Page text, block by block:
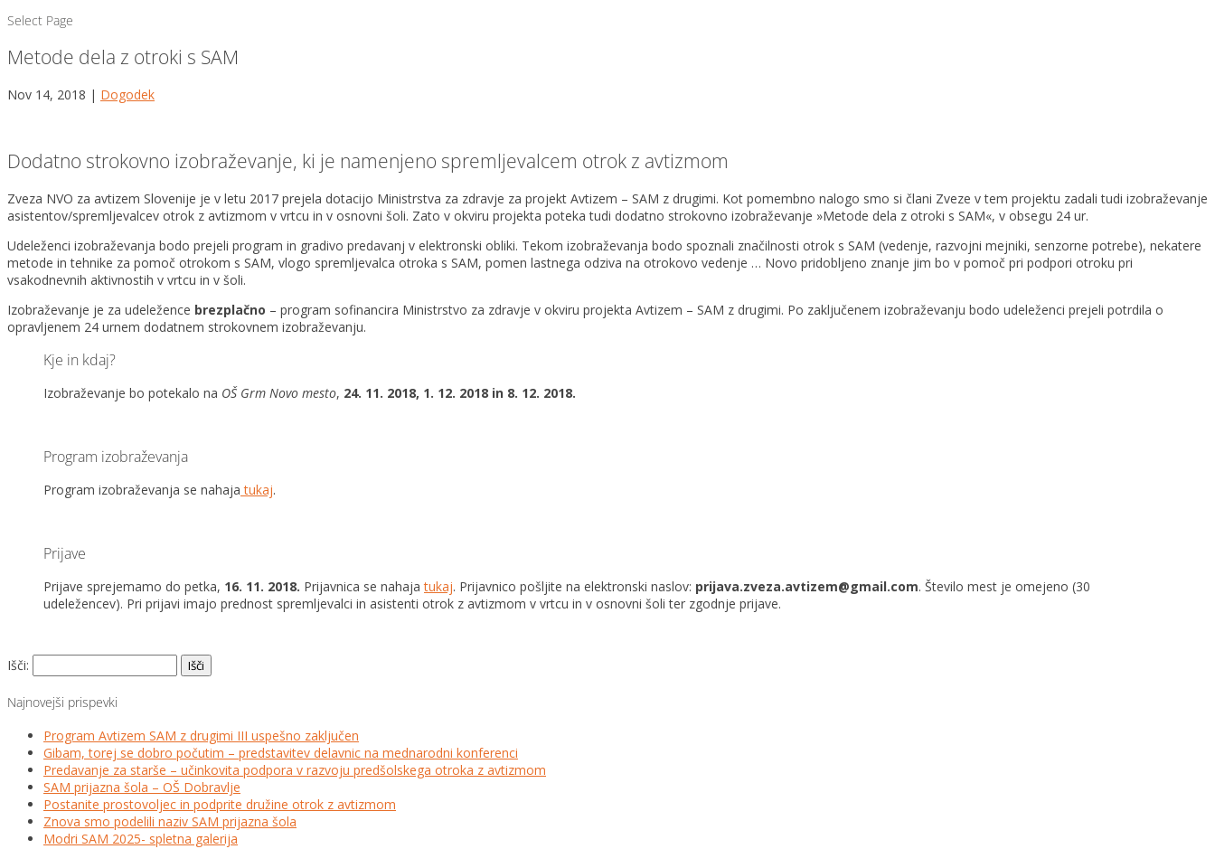
Select Page
Metode dela z otroki s SAM
Nov 14, 2018 | Dogodek
Dodatno strokovno izobraževanje, ki je namenjeno spremljevalcem otrok z avtizmom
Zveza NVO za avtizem Slovenije je v letu 2017 prejela dotacijo Ministrstva za zdravje za projekt Avtizem – SAM z drugimi. Kot pomembno nalogo smo si člani Zveze v tem projektu zadali tudi izobraževanje
asistentov/spremljevalcev otrok z avtizmom v vrtcu in v osnovni šoli. Zato v okviru projekta poteka tudi dodatno strokovno izobraževanje »Metode dela z otroki s SAM«, v obsegu 24 ur.
Udeleženci izobraževanja bodo prejeli program in gradivo predavanj v elektronski obliki. Tekom izobraževanja bodo spoznali značilnosti otrok s SAM (vedenje, razvojni mejniki, senzorne potrebe), nekatere
metode in tehnike za pomoč otrokom s SAM, vlogo spremljevalca otroka s SAM, pomen lastnega odziva na otrokovo vedenje … Novo pridobljeno znanje jim bo v pomoč pri podpori otroku pri
vsakodnevnih aktivnostih v vrtcu in v šoli.
Izobraževanje je za udeležence brezplačno – program sofinancira Ministrstvo za zdravje v okviru projekta Avtizem – SAM z drugimi. Po zaključenem izobraževanju bodo udeleženci prejeli potrdila o
opravljenem 24 urnem dodatnem strokovnem izobraževanju.
Kje in kdaj?
Izobraževanje bo potekalo na OŠ Grm Novo mesto, 24. 11. 2018, 1. 12. 2018 in 8. 12. 2018.
Program izobraževanja
Program izobraževanja se nahaja tukaj.
Prijave
Prijave sprejemamo do petka, 16. 11. 2018. Prijavnica se nahajatukaj. Prijavnico pošljite na elektronski naslov: prijava.zveza.avtizem@gmail.com. Število mest je omejeno (30
udeležencev). Pri prijavi imajo prednost spremljevalci in asistenti otrok z avtizmom v vrtcu in v osnovni šoli ter zgodnje prijave.
Išči:
Najnovejši prispevki
Program Avtizem SAM z drugimi III uspešno zaključen
Gibam, torej se dobro počutim – predstavitev delavnic na mednarodni konferenci
Predavanje za starše – učinkovita podpora v razvoju predšolskega otroka z avtizmom
SAM prijazna šola – OŠ Dobravlje
Postanite prostovoljec in podprite družine otrok z avtizmom
Znova smo podelili naziv SAM prijazna šola
Modri SAM 2025- spletna galerija